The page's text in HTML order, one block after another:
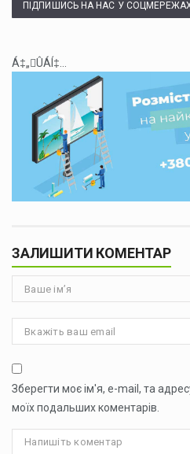
ПІДПИШИСЬ НА НАС У
Á‡„ÛÁÍ‡...
ЗАЛИШИТИ КОМЕНТАР
Зберегти моє ім'я, e-mail, та
моїх подальших коментарів.